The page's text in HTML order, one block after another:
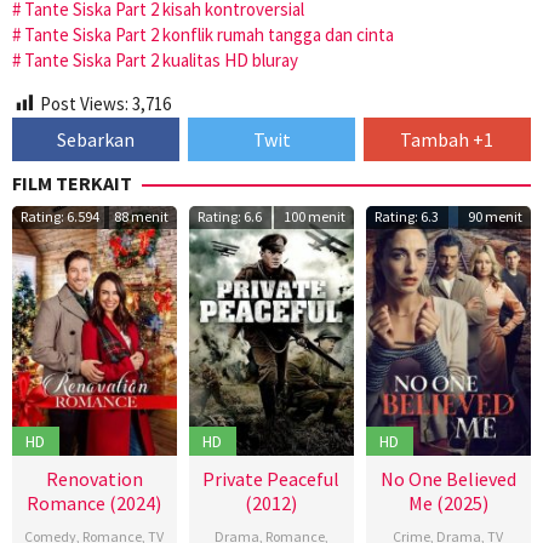
Tante Siska Part 2 kisah kontroversial
Tante Siska Part 2 konflik rumah tangga dan cinta
Tante Siska Part 2 kualitas HD bluray
Post Views: 3,716
Sebarkan Twit
Tambah +1
FILM TERKAIT
Rating: 6.594 88 menit
HD
Renovation
Romance (2024)
Comedy, Romance,TV
Rating: 6.6 100 menit
HD
Private Peaceful
(2012)
Drama, Romance,
Rating: 6.3 90 menit
HD
No One Believed
Me (2025)
Crime, Drama,TV